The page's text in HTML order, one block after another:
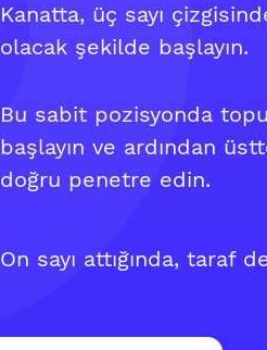
Kanatta, üç sayı
olacak şekilde başlayın.
Bu sabit pozisyonda
başlayın ve ardından
doğru penetre edin.
On sayı attığında, taraf